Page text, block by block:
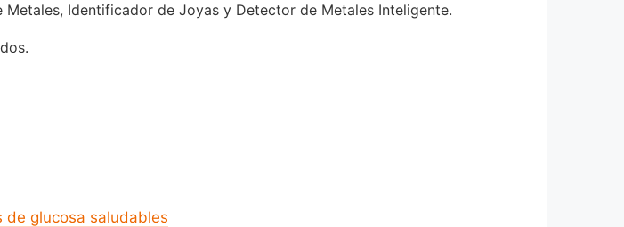
Identificador de Joyas y Detector de Metales Inteligente.
de glucosa saludables